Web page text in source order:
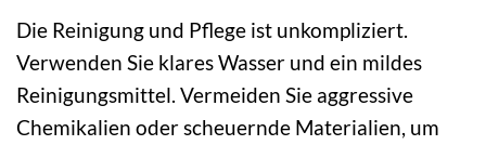
Die Reinigung und Pflege ist unkompliziert.
Verwenden Sie klares Wasser und ein mildes
Reinigungsmittel. Vermeiden Sie aggressive
Chemikalien oder scheuernde Materialien, um